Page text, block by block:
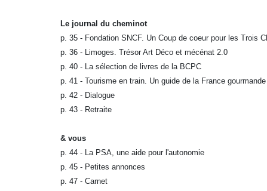
Le journal du cheminot
p. 35 - Fondation SNCF. Un Coup de coeur pour les Trois
p. 36 - Limoges. Trésor Art Déco et mécénat 2.0
p. 40 - La sélection de livres de la BCPC
p. 41 - Tourisme en train. Un guide de la France gourmande
p. 42 - Dialogue
p. 43 - Retraite
& vous
p. 44 - La PSA, une aide pour l'autonomie
p. 45 - Petites annonces
p. 47 - Carnet